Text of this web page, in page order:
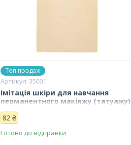
Топ продаж
35001
Імітація шкіри для навчання
перманентного макіяжу (татуажу)
82 ₴
Готово до відправки